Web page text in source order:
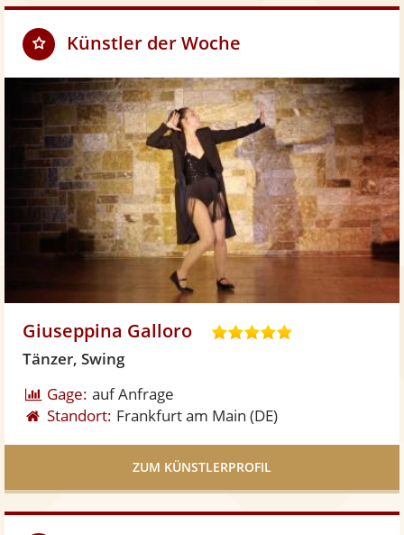
Künstler der Woche
Giuseppina Galloro
5
n
Tänzer, Swing
Gage: auf Anfrage
Standort: Frankfurt am Main (DE)
ZUM KÜNSTLERPROFIL